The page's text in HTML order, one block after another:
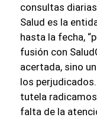
consultas
Salud es la
hasta la fecha,
fusión con
acertada, sino
los
tutela
falta de la